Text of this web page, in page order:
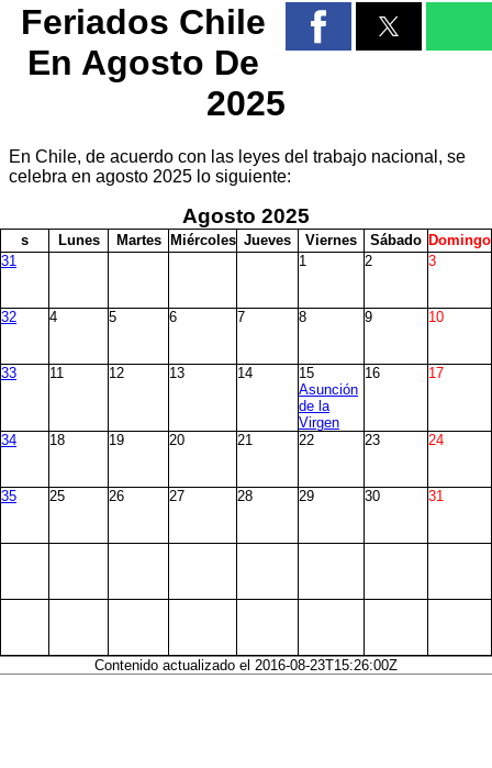
Feriados Chile
En Agosto De
2025
En Chile, de acuerdo con las leyes del trabajo nacional, se
celebra en agosto 2025 lo siguiente:
Agosto 2025
s Lunes Martes Miércoles Jueves Viernes Sábado Domingo
31
1 2 3
32 4 5 6 7 8 9 10
33 11 12 13 14
15
Asunción
de la
Virgen
16 17
34 18 19 20 21 22 23 24
35 25 26 27 28 29 30 31
Contenido actualizado el 2016-08-23T15:26:00Z